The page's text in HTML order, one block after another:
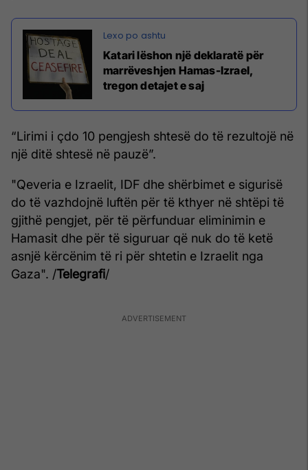
Katari lëshon një deklaratë për
marrëveshjen Hamas-Izrael,
tregon detajet e saj
“Lirimi i çdo 10 pengjesh shtesë do të rezultojë në
një ditë shtesë në pauzë”.
"Qeveria e Izraelit, IDF dhe shërbimet e sigurisë
do të vazhdojnë luftën për të kthyer në shtëpi të
gjithë pengjet, për të përfunduar eliminimin e
Hamasit dhe për të siguruar që nuk do të ketë
asnjë kërcënim të ri për shtetin e Izraelit nga
Gaza". /Telegrafi/